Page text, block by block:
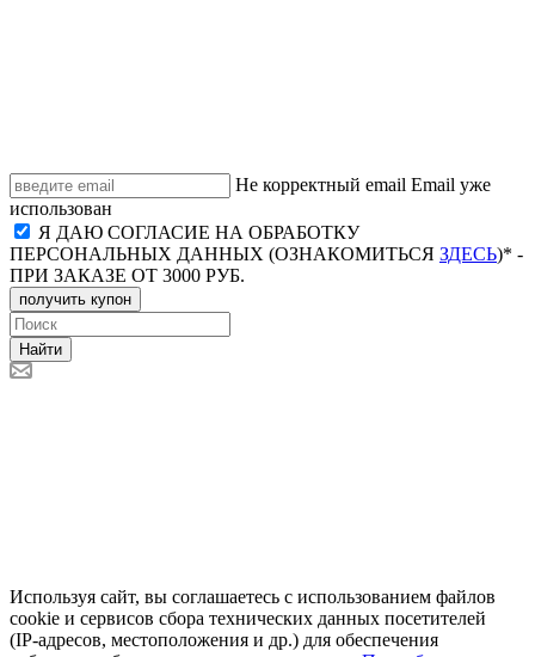
Не корректный email Email уже
использован
Я ДАЮ СОГЛАСИЕ НА ОБРАБОТКУ
ПЕРСОНАЛЬНЫХ ДАННЫХ (ОЗНАКОМИТЬСЯ ЗДЕСЬ)* -
ПРИ ЗАКАЗЕ ОТ 3000 РУБ.
получить купон
Найти
Используя сайт, вы соглашаетесь с использованием файлов
cookie и сервисов сбора технических данных посетителей
(IP‑адресов, местоположения и др.) для обеспечения